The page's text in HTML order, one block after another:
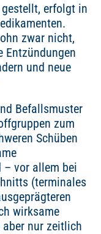
erfolgt in
zwar nicht,
Entzündungen
und neue
Befallsmuster
zum
Schüben
– vor allem bei
(terminales
wirksame
nur zeitlich